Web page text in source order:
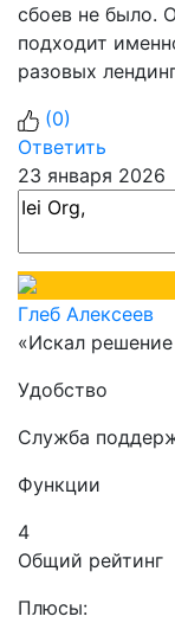
сбоев не было.
подходит
разовых
(0)
Ответить
23 января 2026
Глеб Алексеев
«Искал
Удобство
Служба
Функции
4
Общий рейтинг
Плюсы: